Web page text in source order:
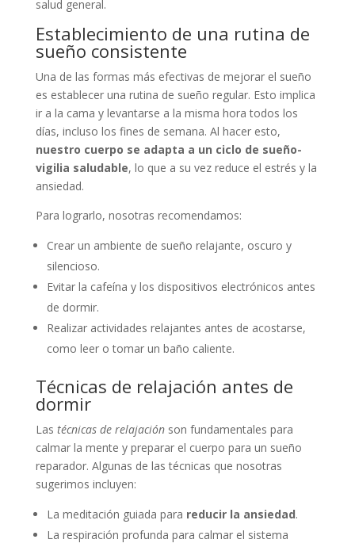
salud general.
Establecimiento de una rutina de
sueño consistente
Una de las formas más efectivas de mejorar el sueño
es establecer una rutina de sueño regular. Esto implica
ir a la cama y levantarse a la misma hora todos los
días, incluso los fines de semana. Al hacer esto,
nuestro cuerpo se adapta a un ciclo de sueño-
vigilia saludable, lo que a su vez reduce el estrés y la
ansiedad.
Para lograrlo, nosotras recomendamos:
Crear un ambiente de sueño relajante, oscuro y
silencioso.
Evitar la cafeína y los dispositivos electrónicos antes
de dormir.
Realizar actividades relajantes antes de acostarse,
como leer o tomar un baño caliente.
Técnicas de relajación antes de
dormir
Las técnicas de relajaciónson fundamentales para
calmar la mente y preparar el cuerpo para un sueño
reparador. Algunas de las técnicas que nosotras
sugerimos incluyen:
La meditación guiada para reducir la ansiedad.
La respiración profunda para calmar el sistema